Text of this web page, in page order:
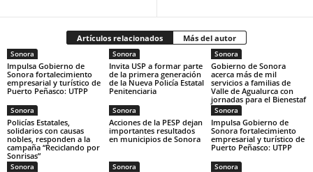
Artículos relacionados Más del autor
Sonora
Impulsa Gobierno de
Sonora fortalecimiento
empresarial y turístico de
Puerto Peñasco: UTPP
Sonora
Invita USP a formar parte
de la primera generación
de la Nueva Policía Estatal
Penitenciaria
Sonora
Gobierno de Sonora
acerca más de mil
servicios a familias de
Valle de Agualurca con
jornadas para el Bienestaf
Sonora
Policías Estatales,
solidarios con causas
nobles, responden a la
campaña “Reciclando por
Sonrisas”
Sonora
Acciones de la PESP dejan
importantes resultados
en municipios de Sonora
Sonora
Impulsa Gobierno de
Sonora fortalecimiento
empresarial y turístico de
Puerto Peñasco: UTPP
Sonora Sonora Sonora